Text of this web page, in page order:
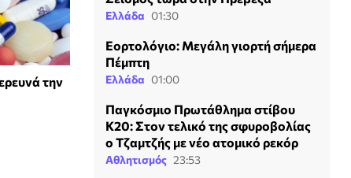
την
Ελλάδα 01:30
Εορτολόγιο: Μεγάλη γιορτή σήμερα
Πέμπτη
Ελλάδα 01:00
Παγκόσμιο Πρωτάθλημα στίβου
Κ20: Στον τελικό της σφυροβολίας
ο Τζαμτζής με νέο ατομικό ρεκόρ
Αθλητισμός 23:53